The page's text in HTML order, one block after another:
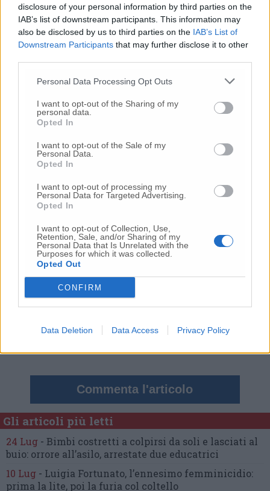
disclosure of your personal information by third parties on the
IAB’s list of downstream participants. This information may
also be disclosed by us to third parties on the IAB’s List of
Downstream Participants that may further disclose it to other
Personal Data Processing Opt Outs
I want to opt-out of the Sharing of my
personal data.
Opted In
I want to opt-out of the Sale of my
Personal Data.
Opted In
I want to opt-out of processing my
Personal Data for Targeted Advertising.
Opted In
I want to opt-out of Collection, Use,
Retention, Sale, and/or Sharing of my
Personal Data that Is Unrelated with the
Purposes for which it was collected.
Opted Out
CONFIRM
Data Deletion Data Access Privacy Policy
la linea più moderna, efficiente e compatibile
con gli standard tecnologici europei,
migliorando in prospettiva l’intero sistema
ferroviario del territorio.
© RIPRODUZIONE RISERVATA
Commenti
Nessun commento presente
Commenta l'articolo
Gli articoli più letti
24 Lug - Bimbi costretti a colpirsi da soli e lasciati al
buio: orrore all’asilo, arrestate due educatrici
10 Lug - Luigia Fortunato, l’ennesimo femminicidio:
prima la lite, poi la furia col coltello